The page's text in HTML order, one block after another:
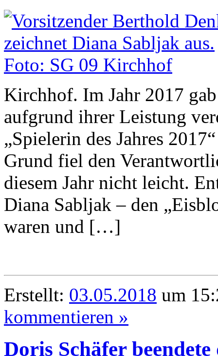
Kirchhof. Im Jahr 2017
aufgrund ihrer Leistung
„Spielerin des Jahres
Grund fiel den
diesem Jahr nicht leicht.
Diana Sabljak – den
waren und […]
Erstellt: 03.05.2018 um
kommentieren »
Doris Schäfer beendete